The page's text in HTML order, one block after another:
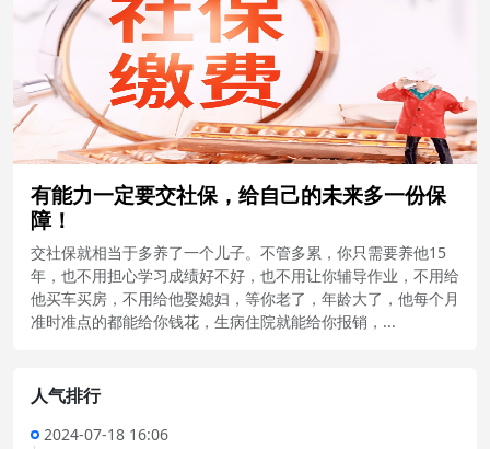
有能力一定要交社保，给自己的未来多一份保
障！
交社保就相当于多养了一个儿子。不管多累，你只需要养他15
年，也不用担心学习成绩好不好，也不用让你辅导作业，不用给
他买车买房，不用给他娶媳妇，等你老了，年龄大了，他每个月
准时准点的都能给你钱花，生病住院就能给你报销，...
人气排行
2024-07-18 16:06